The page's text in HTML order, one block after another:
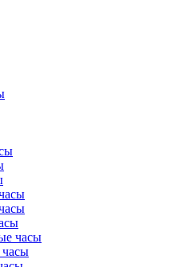
часы